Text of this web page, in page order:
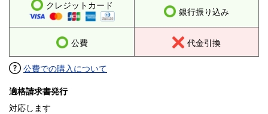
クレジットカード
銀行振り込み
公費 代金引換
公費での購入について
適格請求書発行
対応します